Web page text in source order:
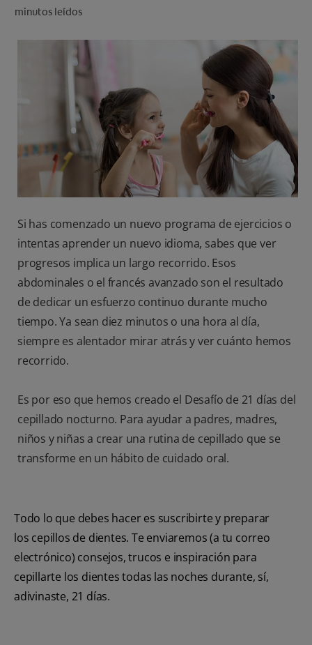
PARA PROFESIONALES
CUPONES
EC (ES)
SUSCRÍBETE
minutos leídos
Si has comenzado un nuevo programa de ejercicios o
intentas aprender un nuevo idioma, sabes que ver
progresos implica un largo recorrido. Esos
abdominales o el francés avanzado son el resultado
de dedicar un esfuerzo continuo durante mucho
tiempo. Ya sean diez minutos o una hora al día,
siempre es alentador mirar atrás y ver cuánto hemos
recorrido.
Es por eso que hemos creado el Desafío de 21 días del
cepillado nocturno. Para ayudar a padres, madres,
niños y niñas a crear una rutina de cepillado que se
transforme en un hábito de cuidado oral.
Todo lo que debes hacer es suscribirte y preparar
los cepillos de dientes. Te enviaremos (a tu correo
electrónico) consejos, trucos e inspiración para
cepillarte los dientes todas las noches durante, sí,
adivinaste, 21 días.